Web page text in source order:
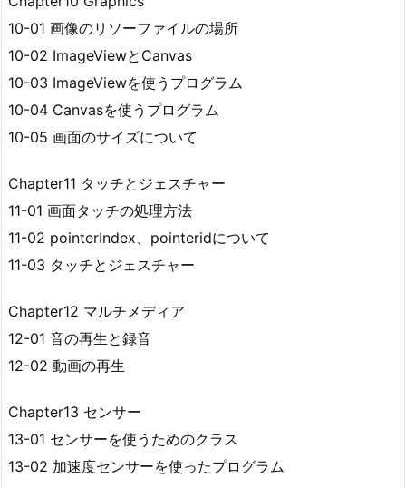
10-01 画像のリソーファイルの場所
10-02 ImageViewとCanvas
10-03 ImageViewを使うプログラム
10-04 Canvasを使うプログラム
10-05 画面のサイズについて
Chapter11 タッチとジェスチャー
11-01 画面タッチの処理方法
11-02 pointerIndex、pointeridについて
11-03 タッチとジェスチャー
Chapter12 マルチメディア
12-01 音の再生と録音
12-02 動画の再生
Chapter13 センサー
13-01 センサーを使うためのクラス
13-02 加速度センサーを使ったプログラム